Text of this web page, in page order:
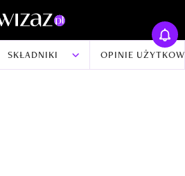
SKŁADNIKI OPINIE